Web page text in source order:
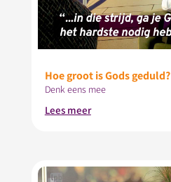
Hoe groot is Gods geduld?
Denk eens mee
Lees meer